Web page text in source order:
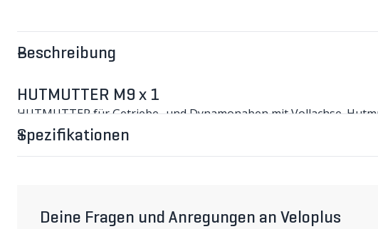
Beschreibung
HUTMUTTER M9 x 1
HUTMUTTER für Getriebe- und Dynamonaben mit Vollachse.
Gabelschlüssel bedient.
Bitte beachten
Hutmuttern sind in unterschiedlichen Gewindemassen erhältlich.
Material Stahl
Farbe silber
Spezifikationen
Deine Fragen und Anregungen an Veloplus